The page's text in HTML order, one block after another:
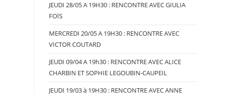
JEUDI 28/05 A 19H30 : RENCONTRE AVEC GIULIA
FOÏS
MERCREDI 20/05 A 19H30 : RENCONTRE AVEC
VICTOR COUTARD
JEUDI 09/04 A 19h30 : RENCONTRE AVEC ALICE
CHARBIN ET SOPHIE LEGOUBIN-CAUPEIL
JEUDI 19/03 à 19H30 : RENCONTRE AVEC ANNE